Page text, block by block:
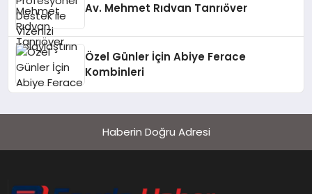
Av. Mehmet Rıdvan Tanrıöver
Özel Günler İçin Abiye Ferace
Kombinleri
Haberin Doğru Adresi